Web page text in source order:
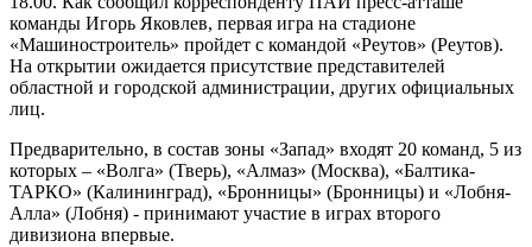
команды Игорь Яковлев, первая игра на стадионе
«Машиностроитель» пройдет с командой «Реутов» (Реутов).
На открытии ожидается присутствие представителей
областной и городской администрации, других официальных
лиц.
Предварительно, в состав зоны «Запад» входят 20 команд, 5 из
которых – «Волга» (Тверь), «Алмаз» (Москва), «Балтика-
ТАРКО» (Калининград), «Бронницы» (Бронницы) и «Лобня-
Алла» (Лобня) - принимают участие в играх второго
дивизиона впервые.